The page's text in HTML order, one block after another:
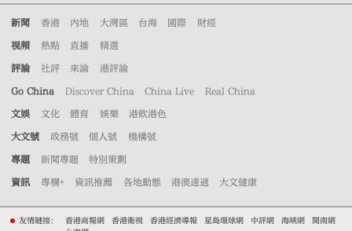
新聞 香港 內地 大灣區 台海 國際 財經
視頻 熱點 直播 精選
評論 社評 來論 港評論
Go China Discover China China Live Real China
文娛 文化 體育 娛樂 港飲港色
大文號 政務號 個人號 機構號
專題 新聞專題 特別策劃
資訊 專欄+ 資訊推薦 各地動態 港澳速遞 大文健康
友情鏈接： 香港商報網 香港衛視 香港經濟導報 星島環球網 中評網 海峽網
閩南網